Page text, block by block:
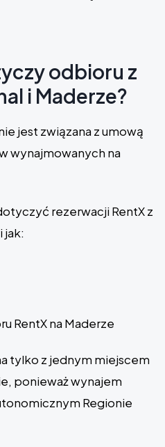
odbioru z
i Maderze?
jest związana z umową
wynajmowanych na
rezerwacji RentX z
jak:
RentX na Maderze
tylko z jednym miejscem
ponieważ wynajem
Regionie